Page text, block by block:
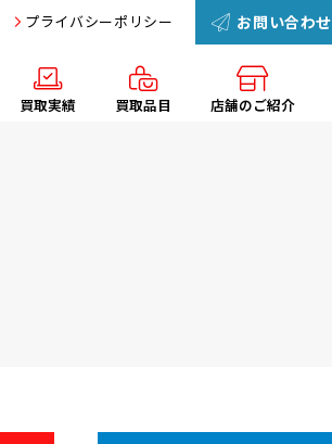
お問い合わせ
プライバシーポリシー
買取実績 買取品目 店舗のご紹介